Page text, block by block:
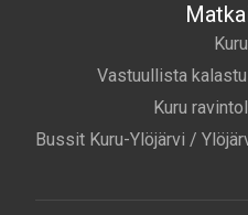
Vastuullista
Kuru
Bussit Kuru-Ylöjärvi /